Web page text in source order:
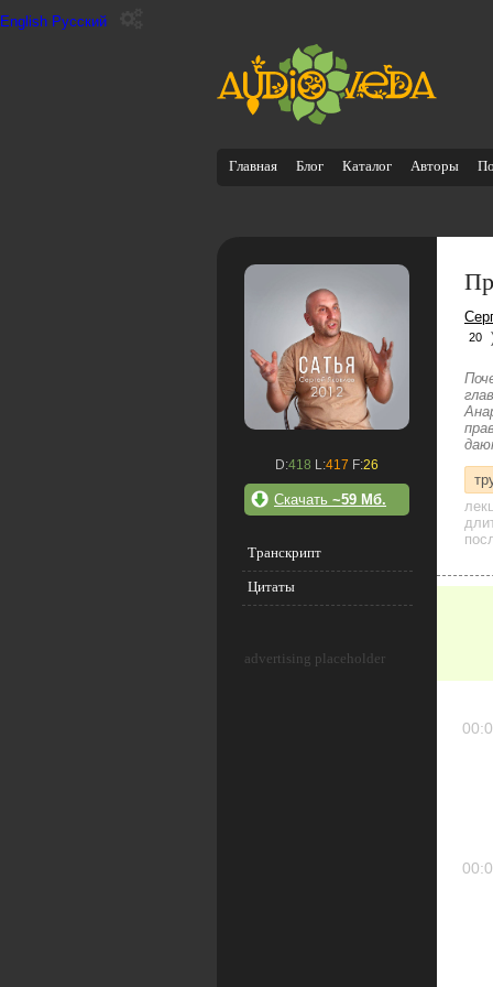
English Русский
Главная Блог Каталог Авторы
D:418 L:417 F:26
Скачать ~59 Мб.
Транскрипт
Цитаты
advertising placeholder
20